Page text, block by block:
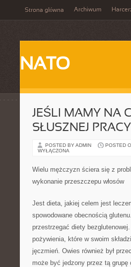
Strona główna Archiwum
NATO
JEŚLI MAMY NA
SŁUSZNEJ PRACY
POSTED BY ADMIN POSTED
WYŁĄCZONA
Wielu mężczyzn ściera się z
wykonanie przeszczepu włosów
Jest dieta, jakiej celem jest
spowodowane obecnością
przestrzegać diety
pożywienia, które w swoim
jęczmień. Owies również był
może być jedzony przez tą